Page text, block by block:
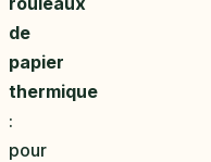
de
papier
thermique
:
pour